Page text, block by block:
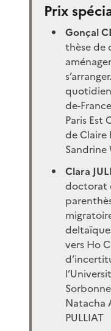
Prix
Gonçal
thèse de
quotidien
de-
Paris Est
de Claire
Sandrine
Clara
doctorat
vers Ho
Natacha
PULLIAT